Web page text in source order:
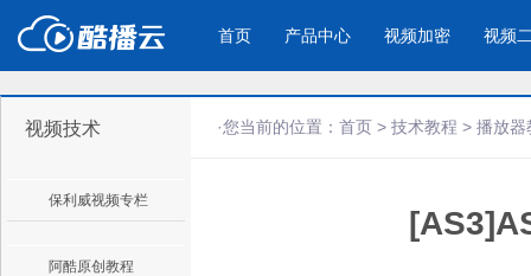
首页 产品中心
产品与新功能
防下载/防盗录/防录屏/防篡改
酷播云 | 企
免费稳定无
视频加密 视频
应用场景
企业宣传 产品宣传
通过视频来展示
视频技术
保利威视频专栏
阿酷原创教程
·您当前的位置： 首页 > 技术教程 > 播放器